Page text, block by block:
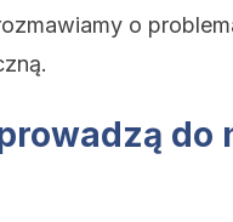
o
do